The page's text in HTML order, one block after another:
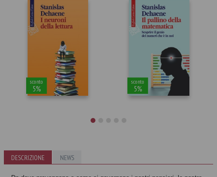
sconto
5%
I neuroni della
lettura
Stanislas Dehaene
sconto
5%
matematica
Stanislas Dehaene
DESCRIZIONE NEWS